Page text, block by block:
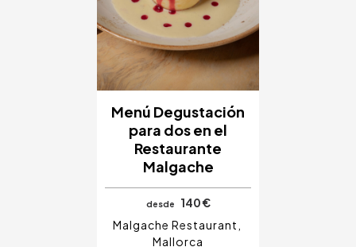
Costa Blanca, España
Ámsterdam, Países Bajos
Menú Degustación
para dos en el
Restaurante
Malgache
desde
140 €
Malgache Restaurant
Mallorca